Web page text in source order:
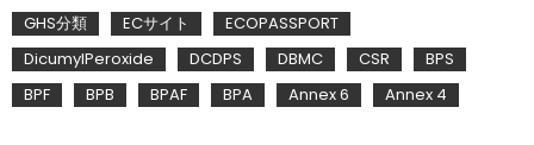
GHS分類
ECサイト
ECOPASSPORT
DicumylPeroxide
DCDPS DBMC CSR
BPS
BPF
BPB BPAF BPA Annex 6 Annex 4